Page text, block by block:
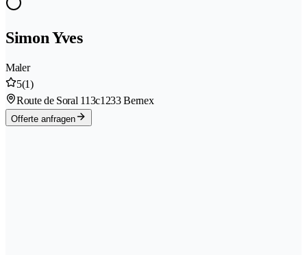
Simon Yves
Maler
5(1)
Route de Soral 113c1233 Bernex
Offerte anfragen